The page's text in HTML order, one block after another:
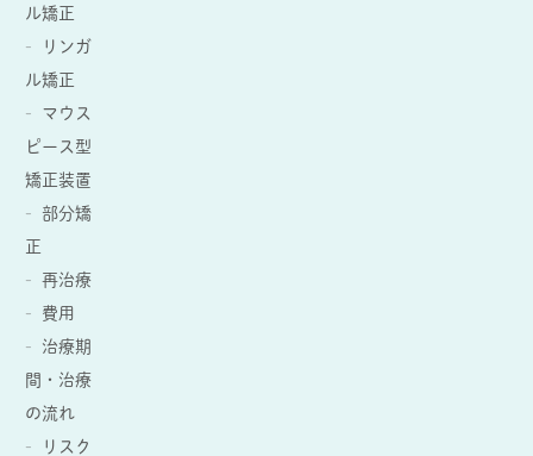
ル矯正
リンガ
ル矯正
マウス
ピース型
矯正装置
部分矯
正
再治療
費用
治療期
間・治療
の流れ
リスク